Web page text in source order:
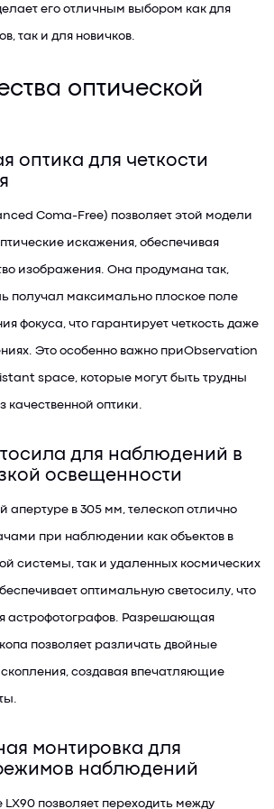
его отличным выбором как для
так и для новичков.
оптической
оптика для четкости
Coma-Free) позволяет этой модели
искажения, обеспечивая
изображения. Она продумана так,
получал максимально плоское поле
фокуса, что гарантирует четкость даже
Это особенно важно приObservation
space, которые могут быть трудны
качественной оптики.
для наблюдений в
освещенности
апертуре в 305 мм, телескоп отлично
при наблюдении как объектов в
системы, так и удаленных космических
оптимальную светосилу, что
астрофотографов. Разрешающая
позволяет различать двойные
создавая впечатляющие
монтировка для
наблюдений
позволяет переходить между